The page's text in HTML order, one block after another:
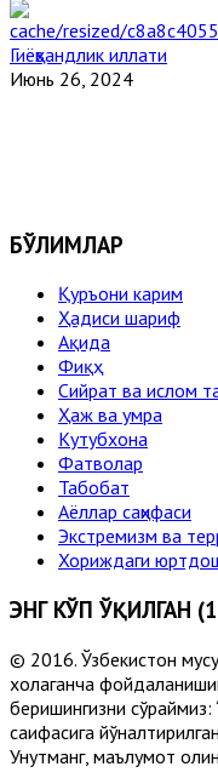
Гиёҳвандлик иллати
Июнь 26, 2024
БЎЛИМЛАР
Қуръони карим
Ҳадиси шариф
Ақида
Фиқҳ
Сийрат ва ислом
Ҳаж ва умра
Кутубхона
Фатволар
Табобат
Аёллар саҳифаси
Экстремизм ва
Хориждаги
ЭНГ КЎП ЎҚИЛГАН
© 2016. Ўзбекистон
хоҳлаганча
беришингизни
саҳифасига
Унутманг, маълумот